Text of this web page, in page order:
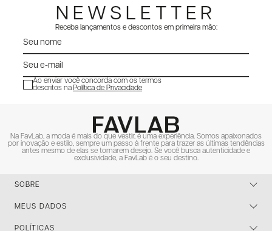
NEWSLETTER
Receba lançamentos e descontos em primeira mão:
Ao enviar você concorda com os termos
descritos naPolítica de Privacidade
Na FavLab, a moda é mais do que vestir, é uma experiência. Somos apaixonados
por inovação e estilo, sempre um passo à frente para trazer as últimas tendências
antes mesmo de elas se tornarem desejo. Se você busca autenticidade e
exclusividade, a FavLab é o seu destino.
SOBRE
MEUS DADOS
POLÍTICAS